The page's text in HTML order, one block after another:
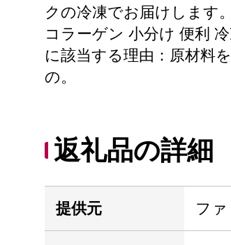
クの冷凍でお届けします
コラーゲン 小分け 便利
に該当する理由：原材料
の。
返礼品の詳細
提供元 フ